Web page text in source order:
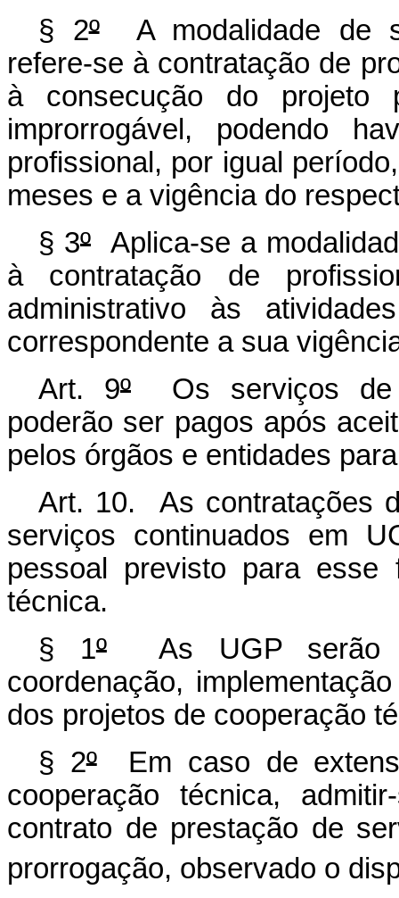
§ 2ºA modalidade de
refere-se à contratação de
à consecução do
improrrogável, podendo
profissional, por igual
meses e a vigência do
§ 3º Aplica-se a
à contratação de
administrativo às
correspondente a sua
Art. 9º Os serviços de
poderão ser pagos após
pelos órgãos e entidades
Art. 10. As contratações
serviços continuados em
pessoal previsto para esse
técnica.
§ 1ºAs UGP serão
coordenação,
dos projetos de cooperação
§ 2ºEm caso de
cooperação técnica,
contrato de prestação de
prorrogação, observado o